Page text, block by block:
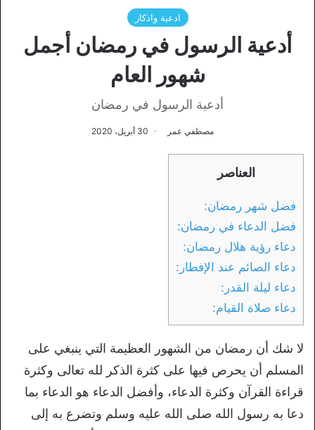
ادعية واذكار
أدعية الرسول في رمضان أجمل
شهور العام
أدعية الرسول في رمضان
مصطفي عمر 30 أبريل، 2020
العناصر
فضل شهر رمضان:
فضل الدعاء في رمضان:
دعاء رؤية هلال رمضان:
دعاء الصائم عند الإفطار:
دعاء ليلة القدر:
دعاء صلاة القيام:
لا شك أن رمضان من الشهور العظيمة التي ينبغي على
المسلم أن يحرص فيها على كثرة الذكر لله تعالى وكثرة
قراءة القرآن وكثرة الدعاء، وأفضل الدعاء هو الدعاء بما
دعا به رسول الله صلى الله عليه وسلم وتضرع به إلى